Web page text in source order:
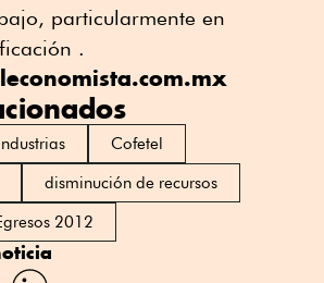
particularmente en
.
Cofetel
disminución de recursos
2012